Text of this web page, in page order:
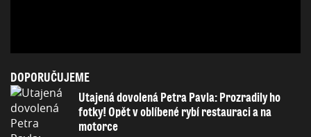
DOPORUČUJEME
Utajená dovolená Petra Pavla: Prozradily ho
fotky! Opět v oblíbené rybí restauraci a na
motorce